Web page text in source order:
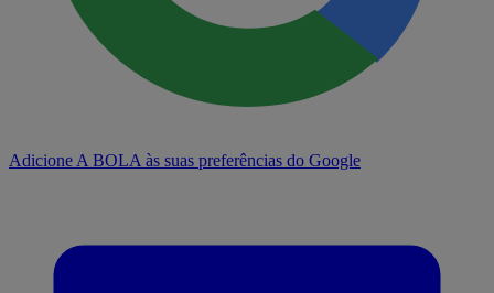
Adicione A BOLA às suas preferências do Google